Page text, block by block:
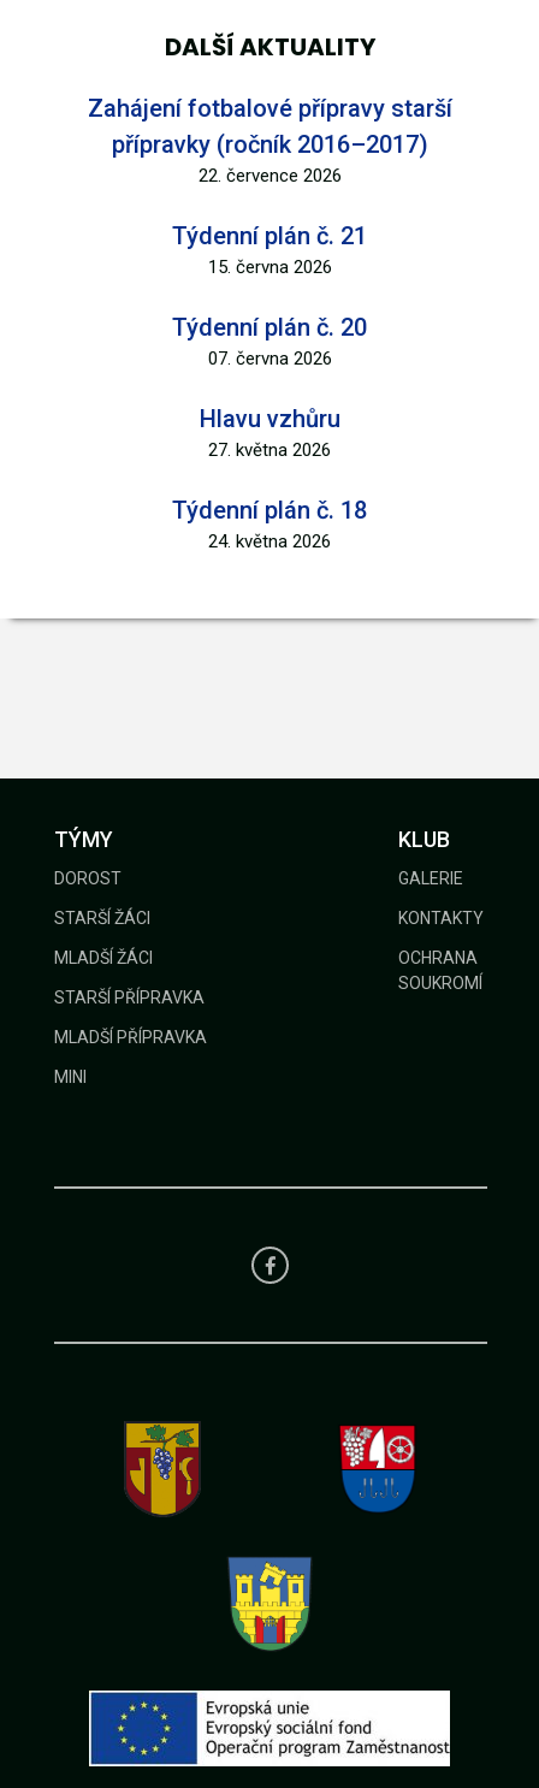
DALŠÍ AKTUALITY
Zahájení fotbalové přípravy starší
přípravky (ročník 2016–2017)
22. července 2026
Týdenní plán č. 21
15. června 2026
Týdenní plán č. 20
07. června 2026
Hlavu vzhůru
27. května 2026
Týdenní plán č. 18
24. května 2026
TÝMY
DOROST
STARŠÍ ŽÁCI
MLADŠÍ ŽÁCI
STARŠÍ PŘÍPRAVKA
MLADŠÍ PŘÍPRAVKA
MINI
KLUB
GALERIE
KONTAKTY
OCHRANA
SOUKROMÍ